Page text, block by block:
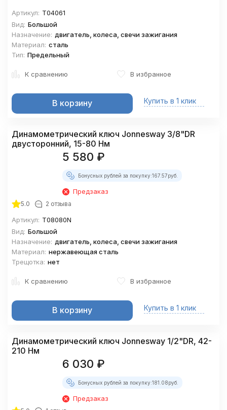
Артикул: T04061
Вид: Большой
Назначение: двигатель, колеса, свечи зажигания
Материал: сталь
Тип: Предельный
К сравнению В избранное
В корзину Купить в 1 клик
Динамометрический ключ Jonnesway 3/8"DR
двусторонний, 15-80 Нм
5 580 ₽
Бонусных рублей за покупку:167.57руб.
Предзаказ
5.0 2 отзыва
Артикул: T08080N
Вид: Большой
Назначение: двигатель, колеса, свечи зажигания
Материал: нержавеющая сталь
Трещотка: нет
К сравнению В избранное
В корзину Купить в 1 клик
Динамометрический ключ Jonnesway 1/2"DR, 42-
210 Нм
6 030 ₽
Бонусных рублей за покупку:181.08руб.
Предзаказ